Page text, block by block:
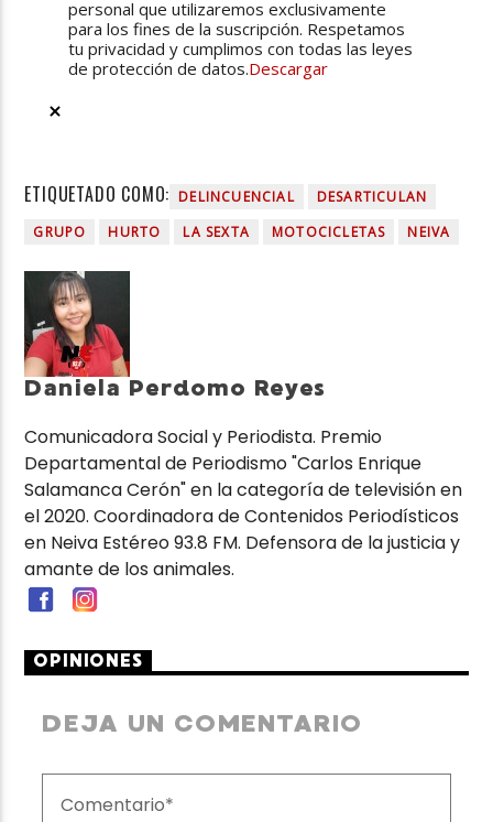
personal que utilizaremos exclusivamente
para los fines de la suscripción. Respetamos
tu privacidad y cumplimos con todas las leyes
de protección de datos.Descargar
ETIQUETADO COMO: DELINCUENCIAL
DESARTICULAN
GRUPO
HURTO LA SEXTA MOTOCICLETAS NEIVA
Daniela Perdomo Reyes
Comunicadora Social y Periodista. Premio
Departamental de Periodismo "Carlos Enrique
Salamanca Cerón" en la categoría de televisión en
el 2020. Coordinadora de Contenidos Periodísticos
en Neiva Estéreo 93.8 FM. Defensora de la justicia y
amante de los animales.
OPINIONES
DEJA UN COMENTARIO